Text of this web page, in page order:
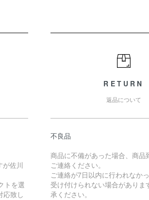
佐川
トを選
応致し
RETURN
返品について
不良品
商品に不備があった場合、商品
ご連絡ください。
ご連絡が7日以内に行われなか
受け付けられない場合がありま
承ください。